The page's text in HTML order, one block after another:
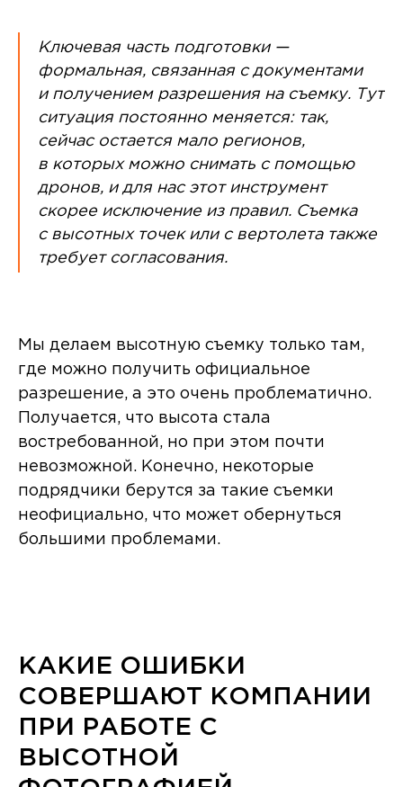
Ключевая часть подготовки —
формальная, связанная с документами
и получением разрешения на съемку. Тут
ситуация постоянно меняется: так,
сейчас остается мало регионов,
в которых можно снимать с помощью
дронов, и для нас этот инструмент
скорее исключение из правил. Съемка
с высотных точек или с вертолета также
требует согласования.
Мы делаем высотную съемку только там,
где можно получить официальное
разрешение, а это очень проблематично.
Получается, что высота стала
востребованной, но при этом почти
невозможной. Конечно, некоторые
подрядчики берутся за такие съемки
неофициально, что может обернуться
большими проблемами.
КАКИЕ ОШИБКИ
СОВЕРШАЮТ КОМПАНИИ
ПРИ РАБОТЕ С
ВЫСОТНОЙ